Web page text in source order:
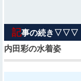
記事の続き▽▽▽
内田彩の水着姿